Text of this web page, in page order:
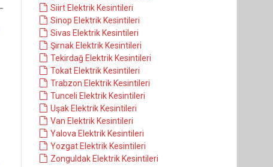
Siirt Elektrik Kesintileri
Sinop Elektrik Kesintileri
Sivas Elektrik Kesintileri
Şırnak Elektrik Kesintileri
Tekirdağ Elektrik Kesintileri
Tokat Elektrik Kesintileri
Trabzon Elektrik Kesintileri
Tunceli Elektrik Kesintileri
Uşak Elektrik Kesintileri
Van Elektrik Kesintileri
Yalova Elektrik Kesintileri
Yozgat Elektrik Kesintileri
Zonguldak Elektrik Kesintileri